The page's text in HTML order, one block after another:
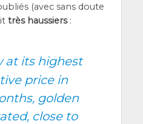
(avec sans doute
très haus­siers:
at its highest
price in
gol­den
close to